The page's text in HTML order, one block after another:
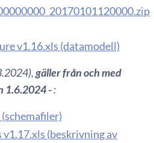
v1.16.xls (datamodell)
gäller från och med
1.6.2024 -:
v1.17.xls (beskrivning av